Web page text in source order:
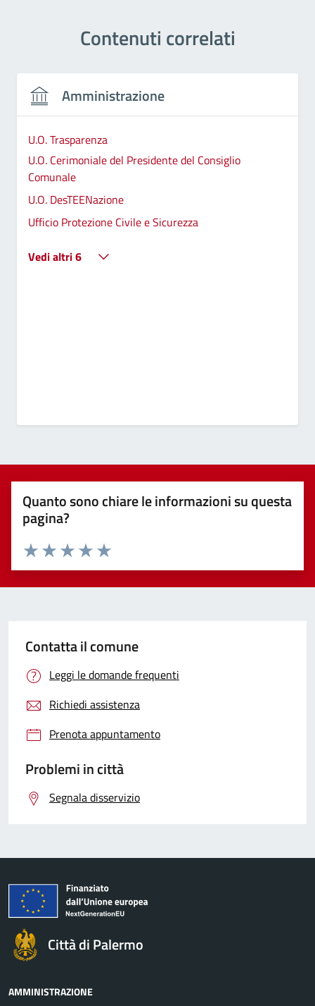
Contenuti correlati
Amministrazione
U.O. Trasparenza
U.O. Cerimoniale del Presidente del Consiglio
Comunale
U.O. DesTEENazione
Ufficio Protezione Civile e Sicurezza
Vedi altri 6
Quanto sono chiare le informazioni su questa
pagina?
Valuta 5 stelle su 5
Valuta 4 stelle su 5
Valuta 3 stelle su 5
Valuta 2 stelle su 5
Valuta 1 stelle su 5
Contatta il comune
Leggi le domande frequenti
Richiedi assistenza
Prenota appuntamento
Problemi in città
Segnala disservizio
Città di Palermo
AMMINISTRAZIONE